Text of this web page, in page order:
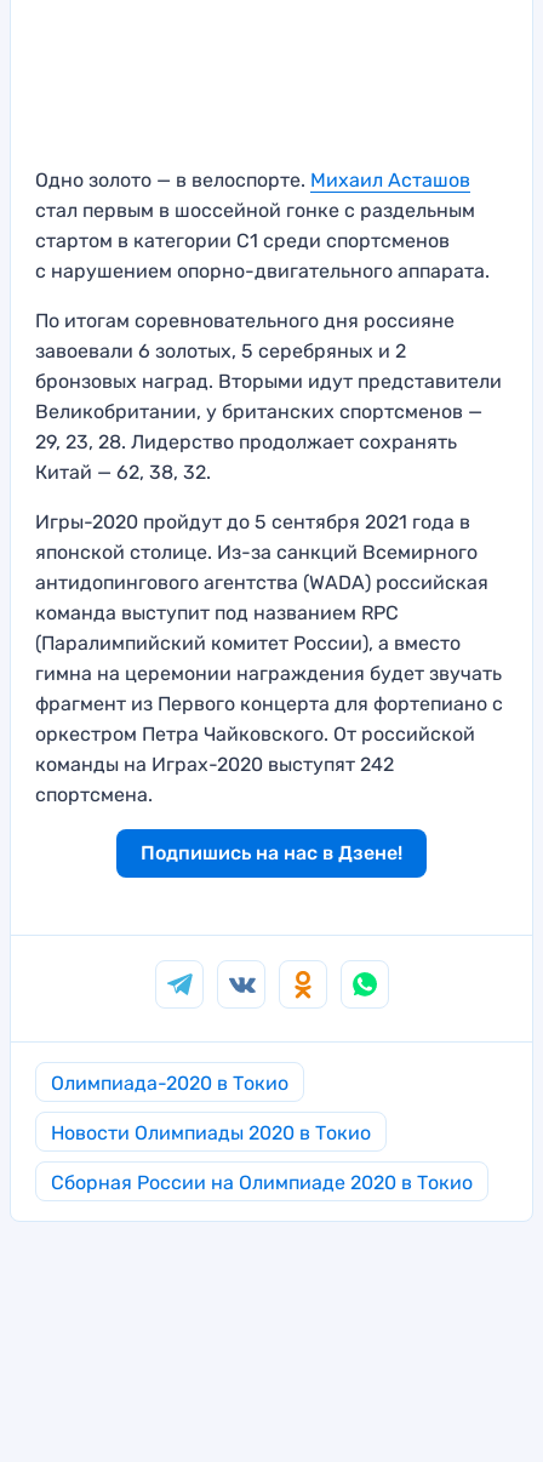
Одно золото — в велоспорте. Михаил Асташов
стал первым в шоссейной гонке с раздельным
стартом в категории C1 среди спортсменов
с нарушением опорно-двигательного аппарата.
По итогам соревновательного дня россияне
завоевали 6 золотых, 5 серебряных и 2
бронзовых наград. Вторыми идут представители
Великобритании, у британских спортсменов —
29, 23, 28. Лидерство продолжает сохранять
Китай — 62, 38, 32.
Игры-2020 пройдут до 5 сентября 2021 года в
японской столице. Из-за санкций Всемирного
антидопингового агентства (WADA) российская
команда выступит под названием RPC
(Паралимпийский комитет России), а вместо
гимна на церемонии награждения будет звучать
фрагмент из Первого концерта для фортепиано с
оркестром Петра Чайковского. От российской
команды на Играх-2020 выступят 242
спортсмена.
Подпишись на нас в Дзене!
Олимпиада-2020 в Токио
Новости Олимпиады 2020 в Токио
Сборная России на Олимпиаде 2020 в Токио